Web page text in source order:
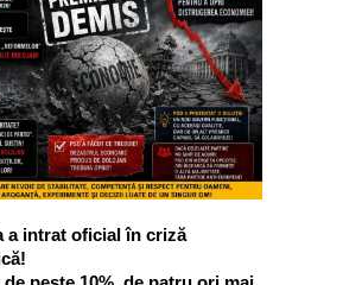
a intrat oficial în criză